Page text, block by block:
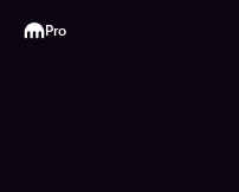
Kraken
Pro